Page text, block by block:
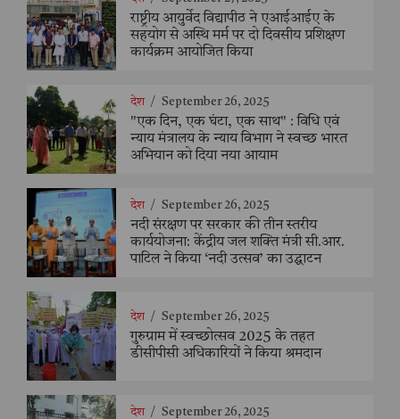
राष्ट्रीय आयुर्वेद विद्यापीठ ने एआईआईए के
सहयोग से अस्थि मर्म पर दो दिवसीय प्रशिक्षण
कार्यक्रम आयोजित किया
देश / September 26, 2025
"एक दिन, एक घंटा, एक साथ" : विधि एवं
न्याय मंत्रालय के न्याय विभाग ने स्वच्छ भारत
अभियान को दिया नया आयाम
देश / September 26, 2025
नदी संरक्षण पर सरकार की तीन स्तरीय
कार्ययोजना: केंद्रीय जल शक्ति मंत्री सी.आर.
पाटिल ने किया ‘नदी उत्सव’ का उद्घाटन
देश / September 26, 2025
गुरुग्राम में स्वच्छोत्सव 2025 के तहत
डीसीपीसी अधिकारियों ने किया श्रमदान
देश / September 26, 2025